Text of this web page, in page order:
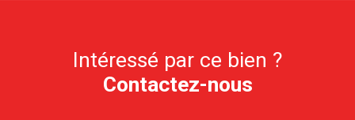
Intéressé par ce bien ?
Contactez-nous